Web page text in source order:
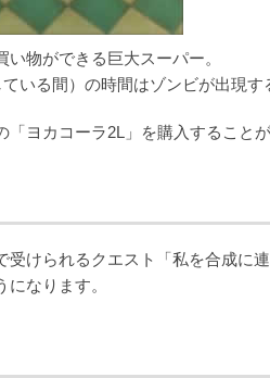
物ができる巨大スーパー。
いる間）の時間はゾンビが出現す
ヨカコーラ2L」を購入することが
受けられるクエスト「私を合成に
なります。